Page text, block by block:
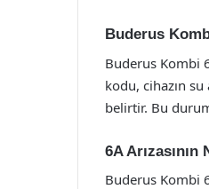
Buderus
Buderus Kombi
kodu, cihazın su
belirtir. Bu
6A Arızasının
Buderus Kombi